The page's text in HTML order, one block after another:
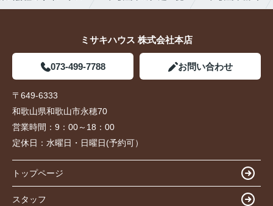
ミサキハウス 株式会社本店
073-499-7788 お問い合わせ
〒649-6333
和歌山県和歌山市永穂70
営業時間： 9：00～18：00
定休日： 水曜日・日曜日(予約可）
トップページ
スタッフ